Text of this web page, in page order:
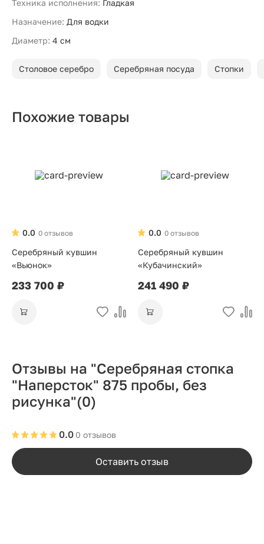
Техника исполнения: Гладкая
Назначение: Для водки
Диаметр: 4 см
Столовое серебро Серебряная посуда Стопки
Похожие товары
0 отзывов
0.0
Серебряный кувшин
«Вьюнок»
233 700 ₽
0 отзывов
0.0
Серебряный кувшин
«Кубачинский»
241 490 ₽
Отзывы на "Серебряная стопка
"Наперсток" 875 пробы, без
рисунка"(0)
0 отзывов
0.0
Оставить отзыв